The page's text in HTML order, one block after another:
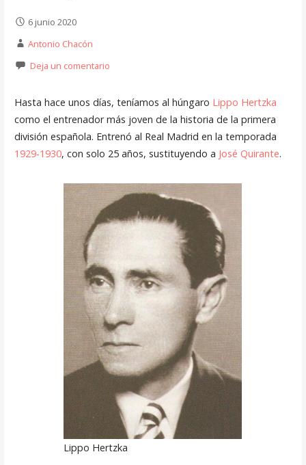
6 junio 2020
Antonio Chacón
Deja un comentario
Hasta hace unos días, teníamos al húngaro Lippo Hertzka
como el entrenador más joven de la historia de la primera
división española. Entrenó al Real Madrid en la temporada
1929-1930, con solo 25 años, sustituyendo a José Quirante.
Lippo Hertzka